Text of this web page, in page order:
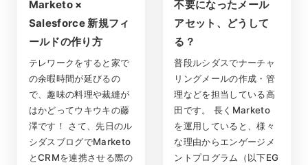
Marketo ×
Salesforce 新規フィ
ールドの作り方
テレワークをすると家で
の余暇時間が延びるの
で、趣味の料理や裁縫が
はかどってウキウキの藤
澤です！ さて、先日のル
シダスブログでMarketo
とCRMを連携させる際の
不要になったメール
アセット、どうして
る？
普段ルシダスでナーチャ
リングメールの作成・管
理などを担当している高
田です。 長くMarketo
を運用していると、様々
な理由からエンゲージメ
ントプログラム（以下EG